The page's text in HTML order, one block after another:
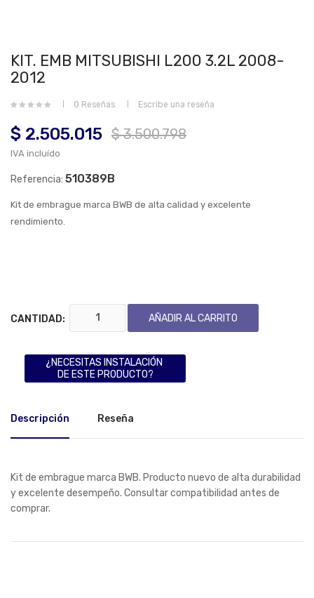
KIT. EMB MITSUBISHI L200 3.2L 2008-
2012
0 Reseñas Escribe una reseña
$ 2.505.015 $ 3.500.798
IVA incluído
Referencia: 510389B
Kit de embrague marca BWB de alta calidad y excelente
rendimiento.
CANTIDAD: AÑADIR AL CARRITO
¿NECESITAS INSTALACIÓN
DE ESTE PRODUCTO?
Descripción Reseña
Kit de embrague marca BWB. Producto nuevo de alta durabilidad
y excelente desempeño. Consultar compatibilidad antes de
comprar.